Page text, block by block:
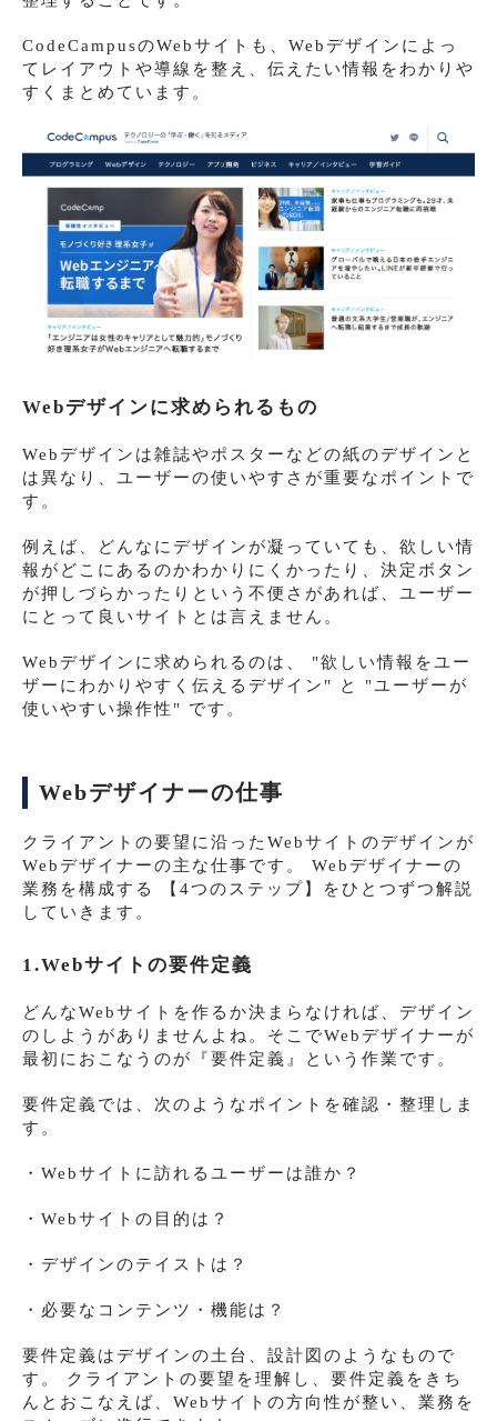
CodeCampusのWebサイトも、Webデザインによっ
てレイアウトや導線を整え、伝えたい情報をわかりや
すくまとめています。
Webデザインに求められるもの
Webデザインは雑誌やポスターなどの紙のデザインと
は異なり、ユーザーの使いやすさが重要なポイントで
す。
例えば、どんなにデザインが凝っていても、欲しい情
報がどこにあるのかわかりにくかったり、決定ボタン
が押しづらかったりという不便さがあれば、ユーザー
にとって良いサイトとは言えません。
Webデザインに求められるのは、 "欲しい情報をユー
ザーにわかりやすく伝えるデザイン" と "ユーザーが
使いやすい操作性" です。
Webデザイナーの仕事
クライアントの要望に沿ったWebサイトのデザインが
Webデザイナーの主な仕事です。 Webデザイナーの
業務を構成する 【4つのステップ】をひとつずつ解説
していきます。
1.Webサイトの要件定義
どんなWebサイトを作るか決まらなければ、デザイン
のしようがありませんよね。そこでWebデザイナーが
最初におこなうのが『要件定義』という作業です。
要件定義では、次のようなポイントを確認・整理しま
す。
・Webサイトに訪れるユーザーは誰か？
・Webサイトの目的は？
・デザインのテイストは？
・必要なコンテンツ・機能は？
要件定義はデザインの土台、設計図のようなもので
す。 クライアントの要望を理解し、要件定義をきち
んとおこなえば、Webサイトの方向性が整い、業務を